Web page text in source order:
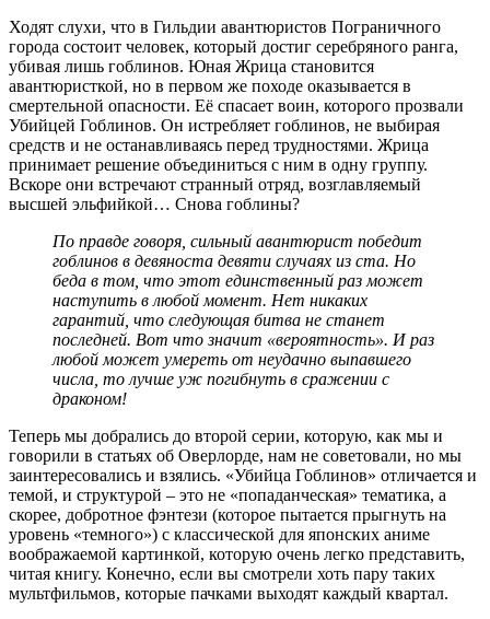
Ходят слухи, что в Гильдии авантюристов Пограничного
города состоит человек, который достиг серебряного ранга,
убивая лишь гоблинов. Юная Жрица становится
авантюристкой, но в первом же походе оказывается в
смертельной опасности. Её спасает воин, которого прозвали
Убийцей Гоблинов. Он истребляет гоблинов, не выбирая
средств и не останавливаясь перед трудностями. Жрица
принимает решение объединиться с ним в одну группу.
Вскоре они встречают странный отряд, возглавляемый
высшей эльфийкой… Снова гоблины?
По правде говоря, сильный авантюрист победит
гоблинов в девяноста девяти случаях из ста. Но
беда в том, что этот единственный раз может
наступить в любой момент. Нет никаких
гарантий, что следующая битва не станет
последней. Вот что значит «вероятность». И раз
любой может умереть от неудачно выпавшего
числа, то лучше уж погибнуть в сражении с
драконом!
Теперь мы добрались до второй серии, которую, как мы и
говорили в статьях об Оверлорде, нам не советовали, но мы
заинтересовались и взялись. «Убийца Гоблинов» отличается и
темой, и структурой – это не «попаданческая» тематика, а
скорее, добротное фэнтези (которое пытается прыгнуть на
уровень «темного») с классической для японских аниме
воображаемой картинкой, которую очень легко представить,
читая книгу. Конечно, если вы смотрели хоть пару таких
мультфильмов, которые пачками выходят каждый квартал.